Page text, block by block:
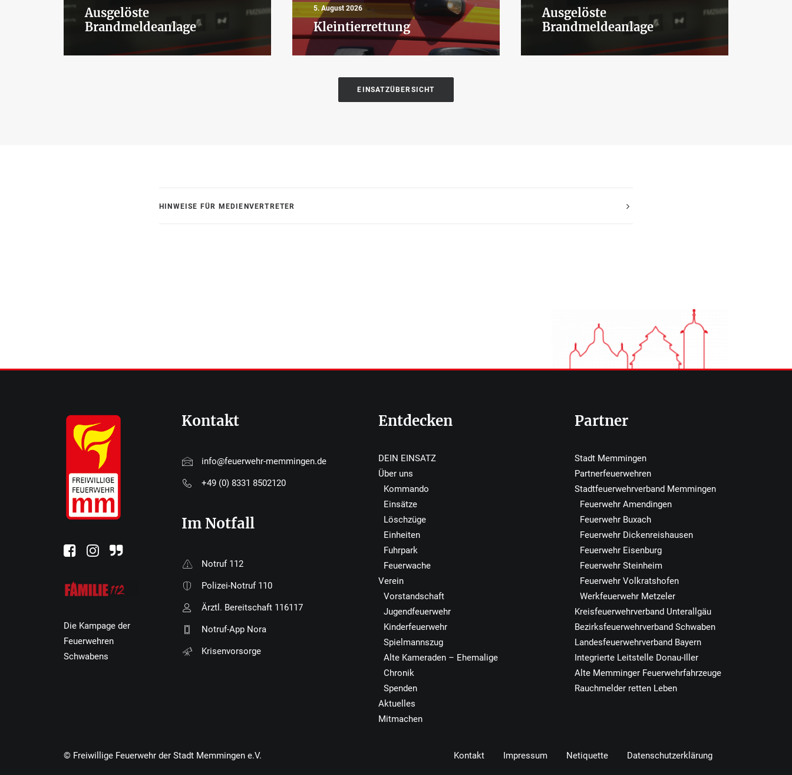
Ausgelöste
Brandmeldeanlage
5. August 2026
Kleintierrettung
Ausgelöste
Brandmeldeanlage
EINSATZÜBERSICHT
HINWEISE FÜR MEDIENVERTRETER
Die Kampage der
Feuerwehren
Schwabens
Kontakt
info@feuerwehr-memmingen.de
+49 (0) 8331 8502120
Im Notfall
Notruf 112
Polizei-Notruf 110
Ärztl. Bereitschaft 116117
Notruf-App Nora
Krisenvorsorge
Entdecken
DEIN EINSATZ
Über uns
Kommando
Einsätze
Löschzüge
Einheiten
Fuhrpark
Feuerwache
Verein
Vorstandschaft
Jugendfeuerwehr
Kinderfeuerwehr
Spielmannszug
Alte Kameraden – Ehemalige
Chronik
Spenden
Aktuelles
Mitmachen
Partner
Stadt Memmingen
Partnerfeuerwehren
Stadtfeuerwehrverband Memmingen
Feuerwehr Amendingen
Feuerwehr Buxach
Feuerwehr Dickenreishausen
Feuerwehr Eisenburg
Feuerwehr Steinheim
Feuerwehr Volkratshofen
Werkfeuerwehr Metzeler
Kreisfeuerwehrverband Unterallgäu
Bezirksfeuerwehrverband Schwaben
Landesfeuerwehrverband Bayern
Integrierte Leitstelle Donau-Iller
Alte Memminger Feuerwehrfahrzeuge
Rauchmelder retten Leben
© Freiwillige Feuerwehr der Stadt Memmingen e.V. Kontakt Impressum Netiquette Datenschutzerklärung